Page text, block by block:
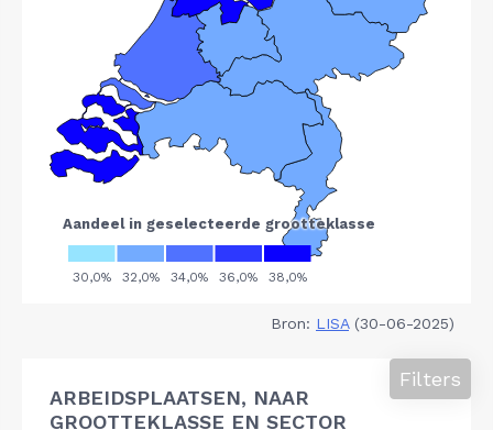
Bron: LISA(30-06-2025)
ARBEIDSPLAATSEN, NAAR
GROOTTEKLASSE EN SECTOR
Filters